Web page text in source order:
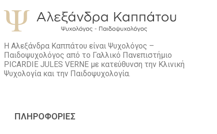
Η Αλεξάνδρα Καππάτου είναι Ψυχολόγος –
Παιδοψυχολόγος από το Γαλλικό Πανεπιστήμιο
PICARDIE JULES VERNE με κατεύθυνση την Kλινική
Ψυχολογία και την Παιδοψυχολογία.
ΠΛΗΡΟΦΟΡΙΕΣ